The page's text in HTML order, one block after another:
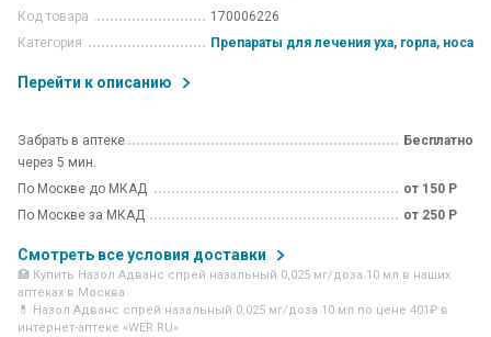
Код товара
170006226
Категория
Препараты для лечения уха, горла, носа
Перейти к описанию
Забрать в аптеке
через 5 мин.
Бесплатно
По Москве до МКАД
от 150 Р
По Москве за МКАД
от 250 Р
Смотреть все условия доставки
🏥 Купить Назол Адванс спрей назальный 0,025 мг/доза 10 мл в наших
аптеках в Москва
💊 Назол Адванс спрей назальный 0,025 мг/доза 10 мл по цене 401₽ в
интернет-аптеке «WER.RU»